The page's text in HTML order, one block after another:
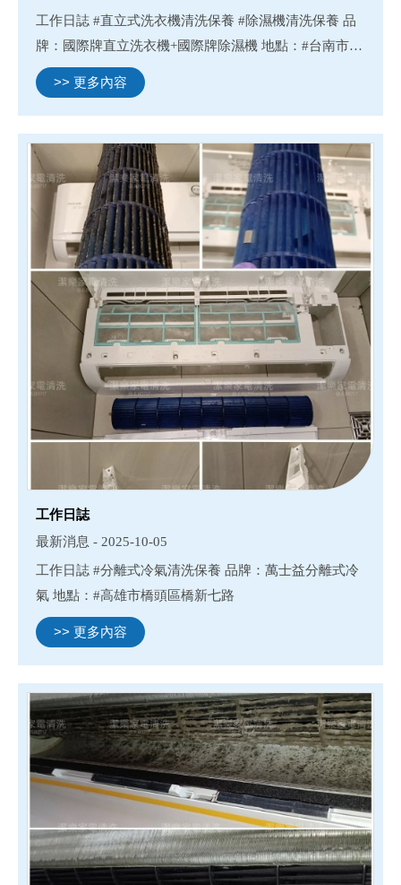
工作日誌 #直立式洗衣機清洗保養 #除濕機清洗保養 品
牌：國際牌直立洗衣機+國際牌除濕機 地點：#台南市佳
里區佳里興
>> 更多內容
工作日誌
最新消息 - 2025-10-05
工作日誌 #分離式冷氣清洗保養 品牌：萬士益分離式冷
>> 更多內容